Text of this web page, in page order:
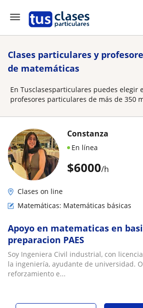
Clases particulares y
de matemáticas
En Tusclasesparticulares puedes elegir
profesores particulares de más de 350
$6000/h
Constanza
En línea
Clases on line
Matemáticas: Matemáticas básicas
Apoyo en matematicas en
preparacion PAES
Soy Ingeniera Civil industrial, con
la ingeniería, ayudante de universidad.
reforzamiento e...